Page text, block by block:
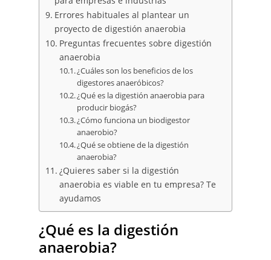
Errores habituales al plantear un
proyecto de digestión anaerobia
Preguntas frecuentes sobre digestión
anaerobia
¿Cuáles son los beneficios de los
digestores anaeróbicos?
¿Qué es la digestión anaerobia para
producir biogás?
¿Cómo funciona un biodigestor
anaerobio?
¿Qué se obtiene de la digestión
anaerobia?
¿Quieres saber si la digestión
anaerobia es viable en tu empresa? Te
ayudamos
¿Qué es la digestión
anaerobia?